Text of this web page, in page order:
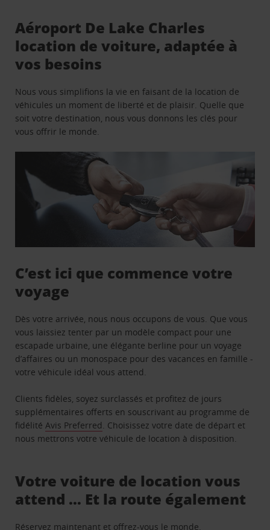
Aéroport De Lake Charles
location de voiture, adaptée à
vos besoins
Nous vous simplifions la vie en faisant de la location de
véhicules un moment de liberté et de plaisir. Quelle que
soit votre destination, nous vous donnons les clés pour
vous offrir le monde.
C’est ici que commence votre
voyage
Dès votre arrivée, nous nous occupons de vous. Que vous
vous laissiez tenter par un modèle compact pour une
escapade urbaine, une élégante berline pour un voyage
d’affaires ou un monospace pour des vacances en famille -
votre véhicule idéal vous attend.
Clients fidèles, soyez surclassés et profitez de jours
supplémentaires offerts en souscrivant au programme de
fidélitéAvis Preferred. Choisissez votre date de départ et
nous mettrons votre véhicule de location à disposition.
Votre voiture de location vous
attend … Et la route également
Réservez maintenant et offrez-vous le monde.